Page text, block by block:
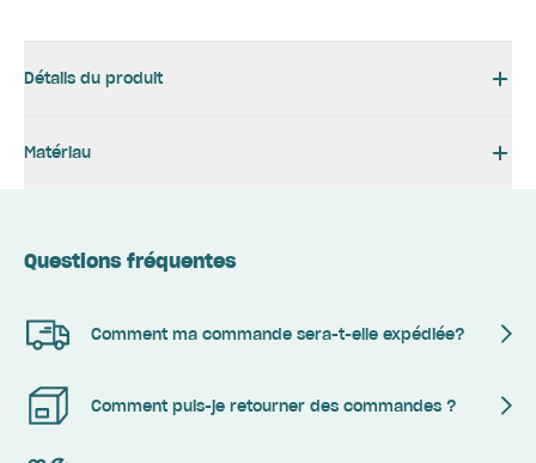
Détails du produit
Matériau
Questions fréquentes
Comment ma commande sera-t-elle expédiée?
Comment puis-je retourner des commandes ?